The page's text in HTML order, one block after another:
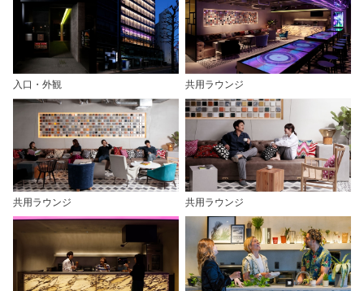
入口・外観 共用ラウンジ
共用ラウンジ 共用ラウンジ